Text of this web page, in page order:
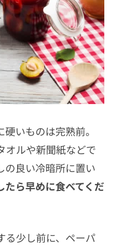
いものは完熟前。
オルや新聞紙などで
の良い冷暗所に置い
たら早めに食べてくだ
る少し前に、ペーパ